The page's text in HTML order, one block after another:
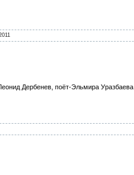
Дербенев, поёт-Эльмира Уразбаева